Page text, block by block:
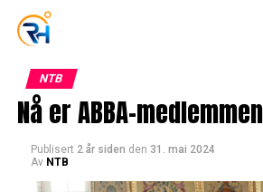
NTB
Nå er ABBA-
Publisert 2 år siden den 31. mai 2024
Av NTB